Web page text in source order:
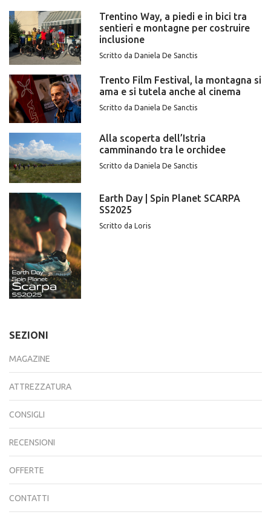
Trentino Way, a piedi e in bici tra
sentieri e montagne per costruire
inclusione
Scritto da Daniela De Sanctis
Trento Film Festival, la montagna si
ama e si tutela anche al cinema
Scritto da Daniela De Sanctis
Alla scoperta dell’Istria
camminando tra le orchidee
Scritto da Daniela De Sanctis
Earth Day | Spin Planet SCARPA
SS2025
Scritto da Loris
SEZIONI
MAGAZINE
ATTREZZATURA
CONSIGLI
RECENSIONI
OFFERTE
CONTATTI